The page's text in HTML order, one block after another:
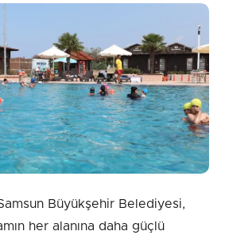
Büyükşehir Belediyesi,
her alanına daha güçlü